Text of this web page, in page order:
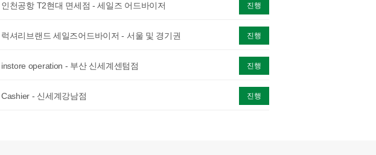
인천공항 T2현대 면세점 - 세일즈 어드바이저 진행
럭셔리브랜드 세일즈어드바이저 - 서울 및 경기권 진행
instore operation - 부산 신세계센텀점 진행
Cashier - 신세계강남점 진행